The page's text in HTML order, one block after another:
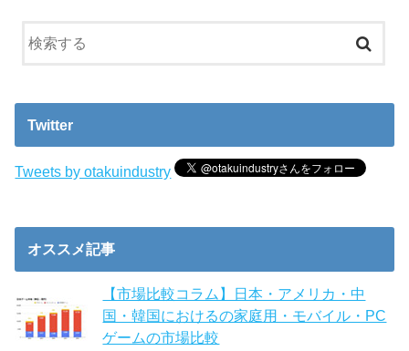
Twitter
Tweets by otakuindustry
オススメ記事
【市場比較コラム】日本・アメリカ・中
国・韓国におけるの家庭用・モバイル・PC
ゲームの市場比較